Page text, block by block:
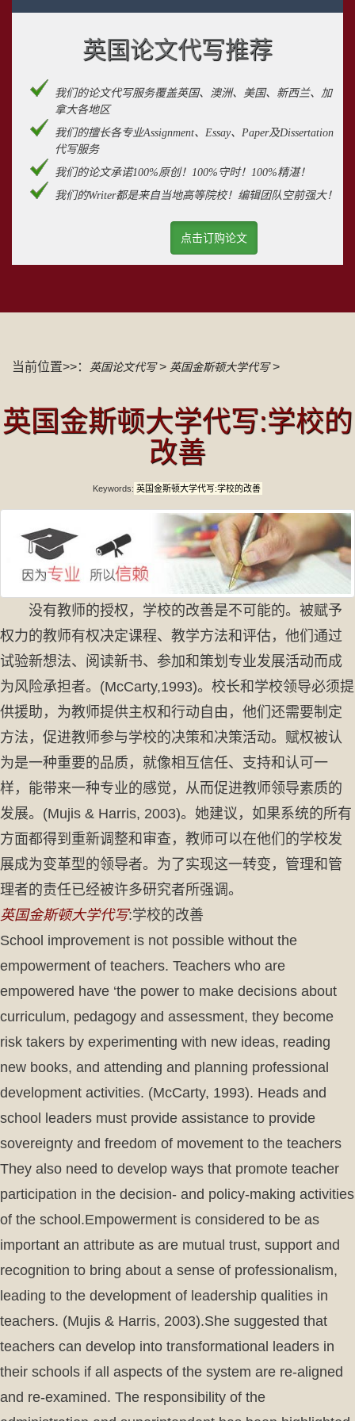
英国论文代写推荐
我们的论文代写服务覆盖英国、澳洲、美国、新西兰、加
拿大各地区
我们的擅长各专业Assignment、Essay、Paper及Dissertation
代写服务
我们的论文承诺100%原创！100%守时！100%精湛！
我们的Writer都是来自当地高等院校！编辑团队空前强大！
点击订购论文
当前位置>>： 英国论文代写> 英国金斯顿大学代写>
英国金斯顿大学代写:学校的
改善
Keywords: 英国金斯顿大学代写:学校的改善
没有教师的授权，学校的改善是不可能的。被赋予
权力的教师有权决定课程、教学方法和评估，他们通过
试验新想法、阅读新书、参加和策划专业发展活动而成
为风险承担者。(McCarty,1993)。校长和学校领导必须提
供援助，为教师提供主权和行动自由，他们还需要制定
方法，促进教师参与学校的决策和决策活动。赋权被认
为是一种重要的品质，就像相互信任、支持和认可一
样，能带来一种专业的感觉，从而促进教师领导素质的
发展。(Mujis & Harris, 2003)。她建议，如果系统的所有
方面都得到重新调整和审查，教师可以在他们的学校发
展成为变革型的领导者。为了实现这一转变，管理和管
理者的责任已经被许多研究者所强调。
英国金斯顿大学代写:学校的改善
School improvement is not possible without the
empowerment of teachers. Teachers who are
empowered have ‘the power to make decisions about
curriculum, pedagogy and assessment, they become
risk takers by experimenting with new ideas, reading
new books, and attending and planning professional
development activities. (McCarty, 1993). Heads and
school leaders must provide assistance to provide
sovereignty and freedom of movement to the teachers
They also need to develop ways that promote teacher
participation in the decision- and policy-making activities
of the school.Empowerment is considered to be as
important an attribute as are mutual trust, support and
recognition to bring about a sense of professionalism,
leading to the development of leadership qualities in
teachers. (Mujis & Harris, 2003).She suggested that
teachers can develop into transformational leaders in
their schools if all aspects of the system are re-aligned
and re-examined. The responsibility of the